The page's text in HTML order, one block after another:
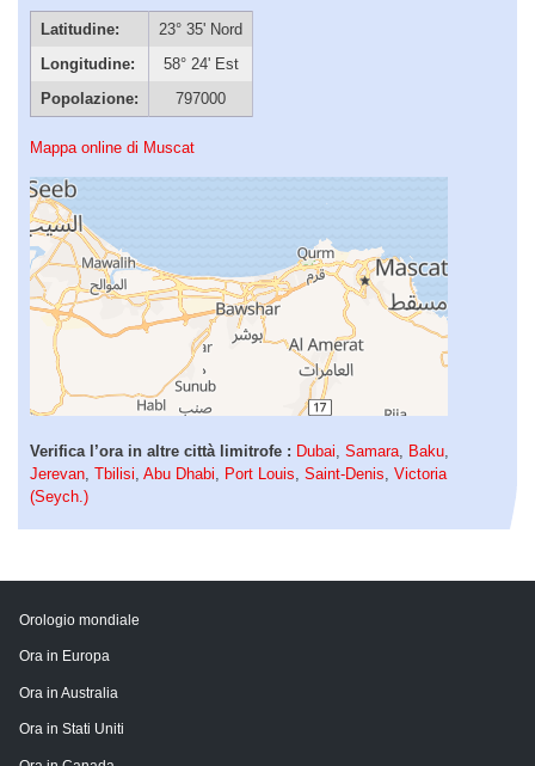
Latitudine:
23° 35' Nord
Longitudine:
58° 24' Est
Popolazione:
797000
Mappa online di Muscat
Verifica l’ora in altre città limitrofe : Dubai, Samara, Baku,
Jerevan, Tbilisi, Abu Dhabi, Port Louis, Saint-Denis, Victoria
(Seych.)
Orologio mondiale
Ora in Europa
Ora in Australia
Ora in Stati Uniti